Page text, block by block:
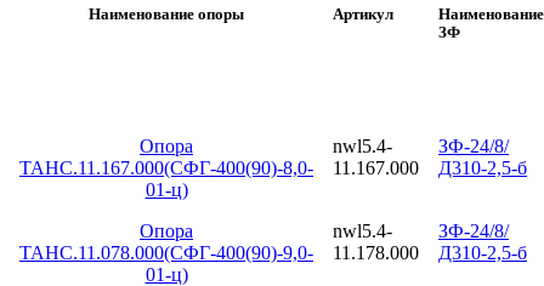
Наименование опоры Артикул
Наименование
ЗФ
Опора
ТАНС.11.167.000(СФГ-400(90)-8,0-
01-ц)
nwl5.4-
11.167.000
ЗФ-24/8/
Д310-2,5-б
Опора
ТАНС.11.078.000(СФГ-400(90)-9,0-
01-ц)
nwl5.4-
11.178.000
ЗФ-24/8/
Д310-2,5-б